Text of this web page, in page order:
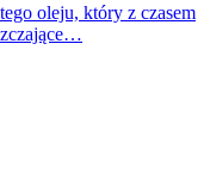
oleju, który z czasem